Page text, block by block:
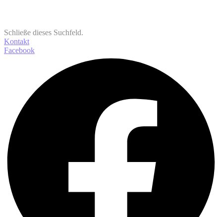
Schließe dieses Suchfeld.
Kontakt
Facebook